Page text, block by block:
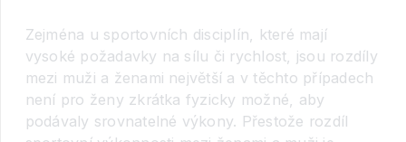
Zejména u sportovních disciplín, které mají
vysoké požadavky na sílu či rychlost, jsou rozdíly
mezi muži a ženami největší a v těchto případech
není pro ženy zkrátka fyzicky možné, aby
podávaly srovnatelné výkony. Přestože rozdíl